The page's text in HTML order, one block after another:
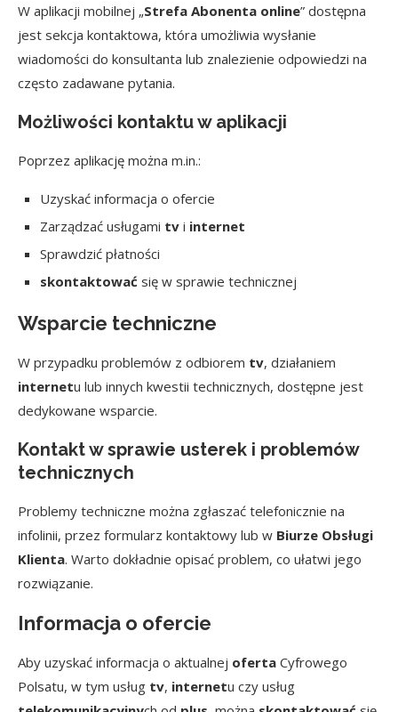
W aplikacji mobilnej „Strefa Abonenta online” dostępna
jest sekcja kontaktowa, która umożliwia wysłanie
wiadomości do konsultanta lub znalezienie odpowiedzi na
często zadawane pytania.
Możliwości kontaktu w aplikacji
Poprzez aplikację można m.in.:
Uzyskać informacja o ofercie
Zarządzać usługami tv i internet
Sprawdzić płatności
skontaktować się w sprawie technicznej
Wsparcie techniczne
W przypadku problemów z odbiorem tv, działaniem
internetu lub innych kwestii technicznych, dostępne jest
dedykowane wsparcie.
Kontakt w sprawie usterek i problemów
technicznych
Problemy techniczne można zgłaszać telefonicznie na
infolinii, przez formularz kontaktowy lub w Biurze Obsługi
Klienta. Warto dokładnie opisać problem, co ułatwi jego
rozwiązanie.
Informacja o ofercie
Aby uzyskać informacja o aktualnej oferta Cyfrowego
Polsatu, w tym usług tv, internetu czy usług